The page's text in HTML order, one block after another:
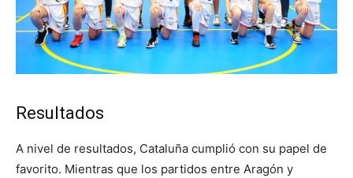
Resultados
A nivel de resultados, Cataluña cumplió con su papel de
favorito. Mientras que los partidos entre Aragón y